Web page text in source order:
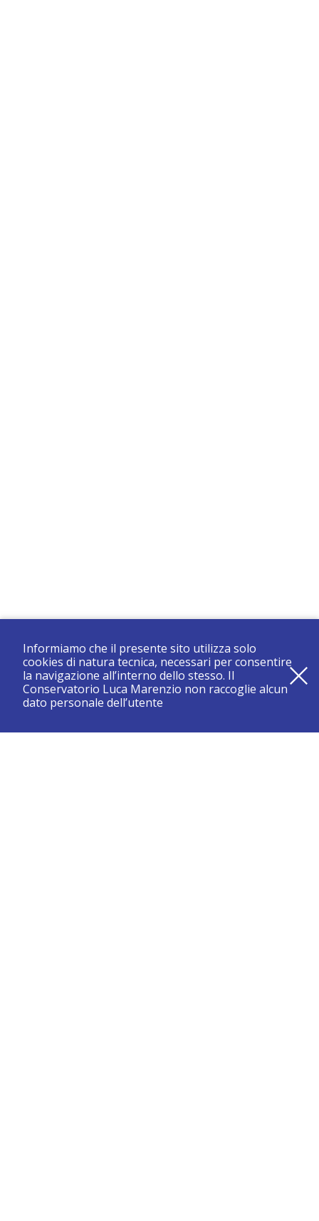
registrati e resta aggiornato su tutte le novità
Informiamo che il presente sito utilizza solo
cookies di natura tecnica, necessari per consentire
la navigazione all’interno dello stesso. Il
Conservatorio Luca Marenzio non raccoglie alcun
dato personale dell’utente